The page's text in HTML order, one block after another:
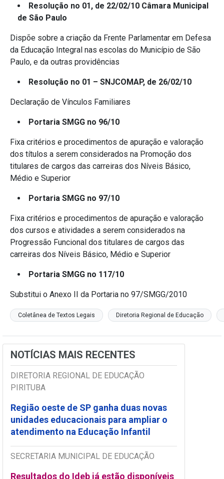
Resolução no 01, de 22/02/10 Câmara Municipal
de São Paulo
Dispõe sobre a criação da Frente Parlamentar em Defesa
da Educação Integral nas escolas do Município de São
Paulo, e da outras providências
Resolução no 01 – SNJCOMAP, de 26/02/10
Declaração de Vínculos Familiares
Portaria SMGG no 96/10
Fixa critérios e procedimentos de apuração e valoração
dos títulos a serem considerados na Promoção dos
titulares de cargos das carreiras dos Níveis Básico,
Médio e Superior
Portaria SMGG no 97/10
Fixa critérios e procedimentos de apuração e valoração
dos cursos e atividades a serem considerados na
Progressão Funcional dos titulares de cargos das
carreiras dos Níveis Básico, Médio e Superior
Portaria SMGG no 117/10
Substitui o Anexo II da Portaria no 97/SMGG/2010
Coletânea de Textos Legais Diretoria Regional de Educação
NOTÍCIAS MAIS RECENTES
DIRETORIA REGIONAL DE EDUCAÇÃO
PIRITUBA
Região oeste de SP ganha duas novas
unidades educacionais para ampliar o
atendimento na Educação Infantil
SECRETARIA MUNICIPAL DE EDUCAÇÃO
Resultados do Ideb já estão disponíveis